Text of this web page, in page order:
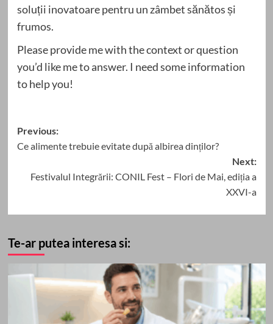
soluții inovatoare pentru un zâmbet sănătos și
frumos.
Please provide me with the context or question
you’d like me to answer. I need some information
to help you!
Post
navigation
Previous:
Ce alimente trebuie evitate după albirea dinților?
Next:
Festivalul Integrării: CONIL Fest – Flori de Mai, ediția a
XXVI-a
Te-ar putea interesa si: